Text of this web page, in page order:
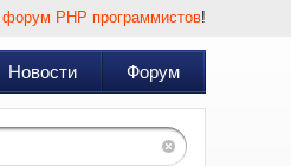
форум PHP программистов!
Новости Форум